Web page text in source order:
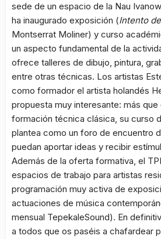
sede de un espacio de la Nau
ha inaugurado exposición (Intento
Montserrat Moliner) y curso
un aspecto fundamental de la
ofrece talleres de dibujo, pintura,
entre otras técnicas. Los artistas
como formador el artista holandés
propuesta muy interesante: más
formación técnica clásica, su curso
plantea como un foro de encuentro
puedan aportar ideas y recibir
Además de la oferta formativa, el
espacios de trabajo para artistas
programación muy activa de
actuaciones de música
mensual TepekaleSound). En
a todos que os paséis a chafardear